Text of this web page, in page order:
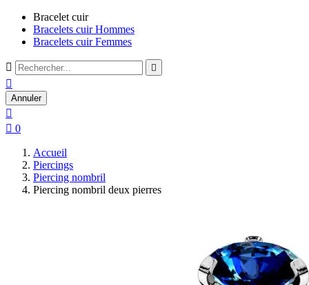
Bracelet cuir
Bracelets cuir Hommes
Bracelets cuir Femmes
 

Annuler

 0
Accueil
Piercings
Piercing nombril
Piercing nombril deux pierres